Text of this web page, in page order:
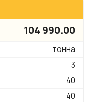
104 990.00
тонна
3
40
40